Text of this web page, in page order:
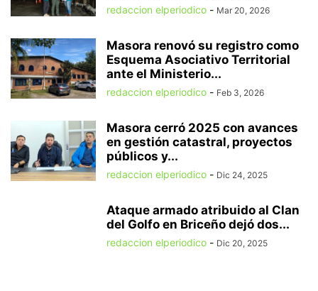
redaccion elperiodico - Mar 20, 2026
Masora renovó su registro como
Esquema Asociativo Territorial
ante el Ministerio...
redaccion elperiodico - Feb 3, 2026
Masora cerró 2025 con avances
en gestión catastral, proyectos
públicos y...
redaccion elperiodico - Dic 24, 2025
Ataque armado atribuido al Clan
del Golfo en Briceño dejó dos...
redaccion elperiodico - Dic 20, 2025